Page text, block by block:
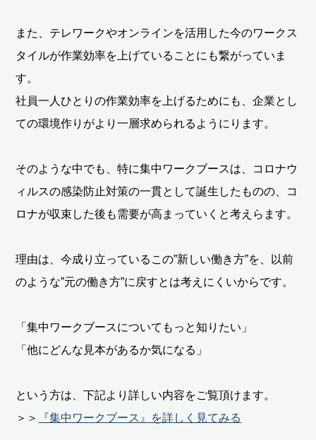
また、テレワークやオンラインを活用した今のワークス
タイルが作業効率を上げていることにも繋がっていま
す。
社員一人ひとりの作業効率を上げるためにも、企業とし
ての環境作りがより一層求められるようにります。
そのような中でも、特に集中ワークブースは、コロナウ
ィルスの感染防止対策の一貫として誕生したものの、コ
ロナが収束した後も需要が高まっていくと考えらます。
理由は、今成り立っているこの”新しい働き方”を、以前
のような”元の働き方”に戻すとは考えにくいからです。
「集中ワークブースについてもっと知りたい」
「他にどんな見本があるか気になる」
という方は、下記より詳しい内容をご覧頂けます。
＞＞
『集中ワークブース』を詳しく見てみる